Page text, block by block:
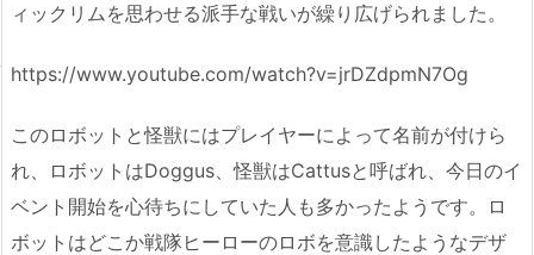
ィックリムを思わせる派手な戦いが繰り広げられました。
https://www.youtube.com/watch?v=jrDZdpmN7Og
このロボットと怪獣にはプレイヤーによって名前が付けら
れ、ロボットはDoggus、怪獣はCattusと呼ばれ、今日のイ
ベント開始を心待ちにしていた人も多かったようです。ロ
ボットはどこか戦隊ヒーローのロボを意識したようなデザ